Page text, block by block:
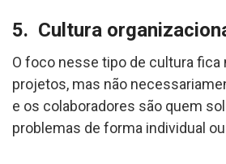
5. Cultura
O foco nesse tipo de cultura fica
projetos, mas não
e os colaboradores são quem
problemas de forma individual